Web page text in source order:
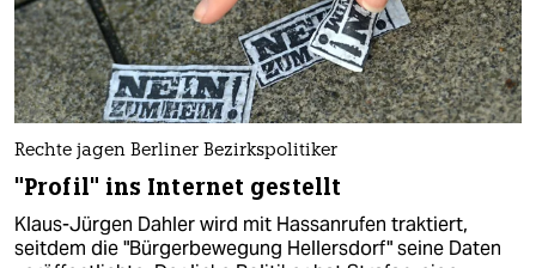
Rechte jagen Berliner Bezirkspolitiker
"Profil" ins Internet gestellt
Klaus-Jürgen Dahler wird mit Hassanrufen traktiert,
seitdem die "Bürgerbewegung Hellersdorf" seine Daten